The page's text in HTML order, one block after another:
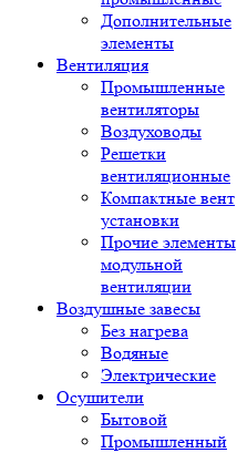
Дополнительные
элементы
Вентиляция
Промышленные
вентиляторы
Воздуховоды
Решетки
вентиляционные
Компактные вент
установки
Прочие элементы
модульной
вентиляции
Воздушные завесы
Без нагрева
Водяные
Электрические
Осушители
Бытовой
Промышленный